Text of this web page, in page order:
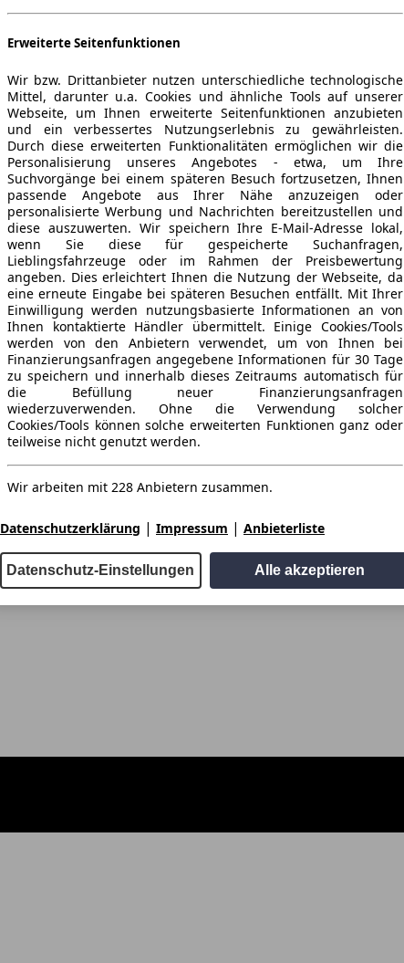
Erweiterte Seitenfunktionen
Wir bzw. Drittanbieter nutzen unterschiedliche technologische
Mittel, darunter u.a. Cookies und ähnliche Tools auf unserer
Webseite, um Ihnen erweiterte Seitenfunktionen anzubieten
und ein verbessertes Nutzungserlebnis zu gewährleisten.
Durch diese erweiterten Funktionalitäten ermöglichen wir die
Personalisierung unseres Angebotes - etwa, um Ihre
Suchvorgänge bei einem späteren Besuch fortzusetzen, Ihnen
passende Angebote aus Ihrer Nähe anzuzeigen oder
personalisierte Werbung und Nachrichten bereitzustellen und
diese auszuwerten. Wir speichern Ihre E-Mail-Adresse lokal,
wenn Sie diese für gespeicherte Suchanfragen,
Lieblingsfahrzeuge oder im Rahmen der Preisbewertung
angeben. Dies erleichtert Ihnen die Nutzung der Webseite, da
eine erneute Eingabe bei späteren Besuchen entfällt. Mit Ihrer
Einwilligung werden nutzungsbasierte Informationen an von
Ihnen kontaktierte Händler übermittelt. Einige Cookies/Tools
werden von den Anbietern verwendet, um von Ihnen bei
Finanzierungsanfragen angegebene Informationen für 30 Tage
zu speichern und innerhalb dieses Zeitraums automatisch für
die Befüllung neuer Finanzierungsanfragen
wiederzuverwenden. Ohne die Verwendung solcher
Cookies/Tools können solche erweiterten Funktionen ganz oder
teilweise nicht genutzt werden.
Wir arbeiten mit 228 Anbietern zusammen.
Datenschutzerklärung | Impressum | Anbieterliste
Datenschutz-Einstellungen Alle akzeptieren